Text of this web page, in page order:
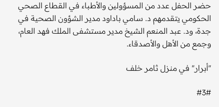
حضر الحفل عدد من المسؤولين والأطباء في القطاع الصحي
الحكومي يتقدمهم د. سامي باداود مدير الشؤون الصحية في
جدة، ود. عبد المنعم الشيخ مدير مستشفى الملك فهد العام،
وجمع من الأهل والأصدقاء.
"أبرار" في منزل ثامر خلف
#3#